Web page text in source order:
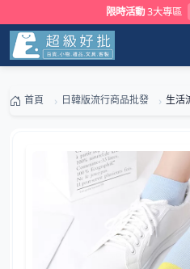
限時活動 3大專區
首頁 日韓版流行商品批發 生活